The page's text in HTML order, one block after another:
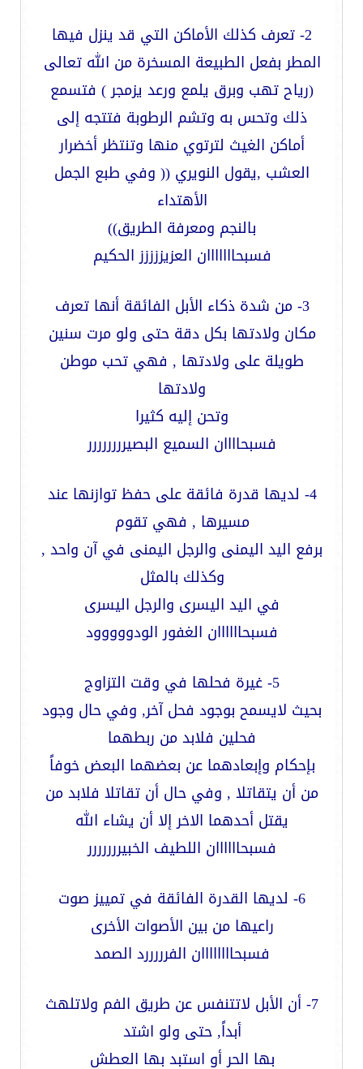
2- تعرف كذلك الأماكن التي قد ينزل فيها
المطر بفعل الطبيعة المسخرة من الله تعالى
(رياح تهب وبرق يلمع ورعد يزمجر) فتسمع
ذلك وتحس به وتشم الرطوبة فتتجه إلى
أماكن الغيث لترتوي منها وتنتظر أخضرار
العشب ,يقول النويري (( وفي طبع الجمل
الأهتداء
بالنجم ومعرفة الطريق))
فسبحااااااان العزيززززز الحكيم
3- من شدة ذكاء الأبل الفائقة أنها تعرف
مكان ولادتها بكل دقة حتى ولو مرت سنين
طويلة على ولادتها , فهي تحب موطن
ولادتها
وتحن إليه كثيرا
فسبحاااان السميع البصيرررررررر
4- لديها قدرة فائقة على حفظ توازنها عند
مسيرها , فهي تقوم
برفع اليد اليمنى والرجل اليمنى في آن واحد ,
وكذلك بالمثل
في اليد اليسرى والرجل اليسرى
فسبحاااااان الغفور الودووووود
5- غيرة فحلها في وقت التزاوج
بحيث لايسمح بوجود فحل آخر, وفي حال وجود
فحلين فلابد من ربطهما
بإحكام وإبعادهما عن بعضهما البعض خوفاً
من أن يتقاتلا , وفي حال أن تقاتلا فلابد من
يقتل أحدهما الاخر إلا أن يشاء الله
فسبحاااااان اللطيف الخبيررررررر
6- لديها القدرة الفائقة في تمييز صوت
راعيها من بين الأصوات الأخرى
فسبحاااااااان الفرررررد الصمد
7- أن الأبل لاتتنفس عن طريق الفم ولاتلهث
أبداً, حتى ولو اشتد
بها الحر أو استبد بها العطش